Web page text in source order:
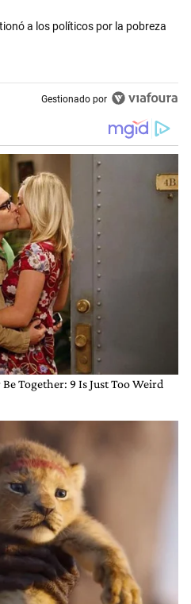
"García Cuerva cuestionó a los
a los políticos por la pobreza
Gestionado por